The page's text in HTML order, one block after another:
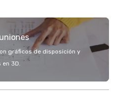
gráficos de disposición y
3D.